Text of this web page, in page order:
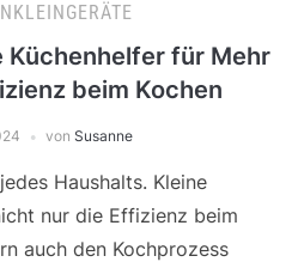
für Mehr
beim Kochen
von Susanne
Haushalts. Kleine
nur die Effizienz beim
auch den Kochprozess